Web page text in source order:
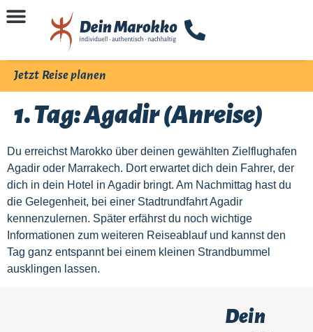
Jetzt Reise planen
1. Tag: Agadir (Anreise)
Du erreichst Marokko über deinen gewählten Zielflughafen
Agadir oder Marrakech. Dort erwartet dich dein Fahrer, der
dich in dein Hotel in Agadir bringt. Am Nachmittag hast du
die Gelegenheit, bei einer Stadtrundfahrt Agadir
kennenzulernen. Später erfährst du noch wichtige
Informationen zum weiteren Reiseablauf und kannst den
Tag ganz entspannt bei einem kleinen Strandbummel
ausklingen lassen.
Dein